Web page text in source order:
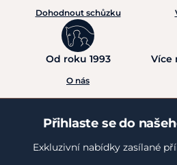
Dohodnout schůzku
Od roku 1993
O nás
Více
Přihlaste se do
Exkluzivní nabídky zasílané